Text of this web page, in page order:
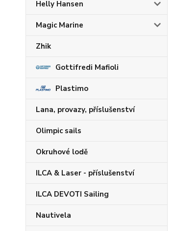
Helly Hansen
Magic Marine
Zhik
Gottifredi Mafioli
Plastimo
Lana, provazy, příslušenství
Olimpic sails
Okruhové lodě
ILCA & Laser - příslušenství
ILCA DEVOTI Sailing
Nautivela